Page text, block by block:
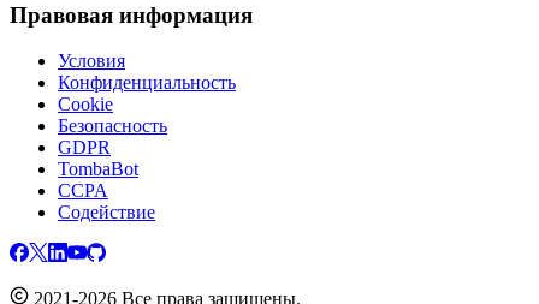
Правовая информация
Условия
Конфиденциальность
Cookie
Безопасность
GDPR
TombaBot
CCPA
Содействие
2021-2026 Все права защищены.